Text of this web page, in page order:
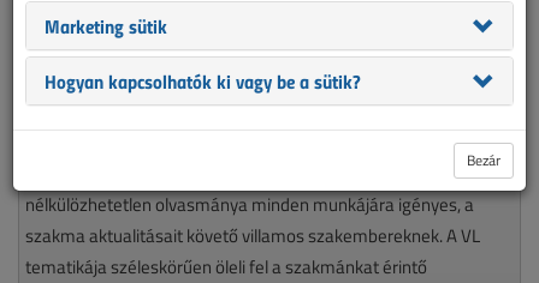
nélkülözhetetlen olvasmánya minden munkájára igényes, a
szakma aktualitásait követő villamos szakembereknek. A VL
tematikája széleskörűen öleli fel a szakmánkat érintő
Marketing sütik
Hogyan kapcsolhatók ki vagy be a sütik?
Bezár